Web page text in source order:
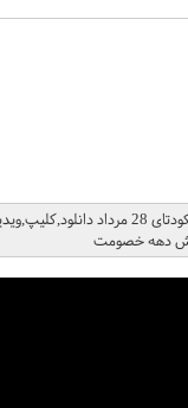
شش دهه دخالت/ سالروز کودتای 28
دهه خصومت